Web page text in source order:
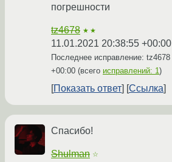
погрешности
tz4678 ★★
11.01.2021 20:38:55 +00:00
Последнее исправление: tz4678
+00:00 (всего исправлений: 1)
Показать ответ Ссылка
Спасибо!
Shulman ☆